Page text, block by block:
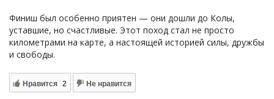
Финиш был особенно приятен — они дошли до Колы,
уставшие, но счастливые. Этот поход стал не просто
километрами на карте, а настоящей историей силы, дружбы
и свободы.
Нравится 2 Не нравится